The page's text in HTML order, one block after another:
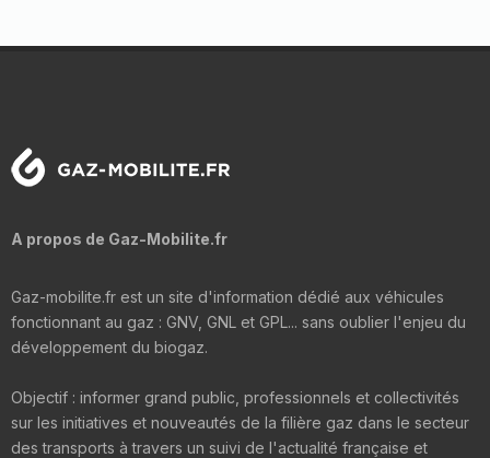
A propos de Gaz-Mobilite.fr
Gaz-mobilite.fr est un site d'information dédié aux véhicules
fonctionnant au gaz : GNV, GNL et GPL... sans oublier l'enjeu du
développement du biogaz.
Objectif : informer grand public, professionnels et collectivités
sur les initiatives et nouveautés de la filière gaz dans le secteur
des transports à travers un suivi de l'actualité française et